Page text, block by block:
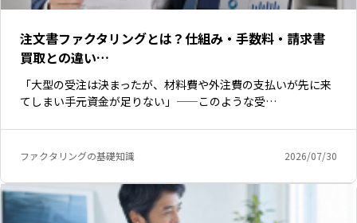
注文書ファクタリングとは？仕組み・手数料・請求書
買取との違い…
「大型の受注は決まったが、材料費や外注費の支払いが先に来
てしまい手元資金が足りない」——このような受…
ファクタリングの基礎知識 2026/07/30